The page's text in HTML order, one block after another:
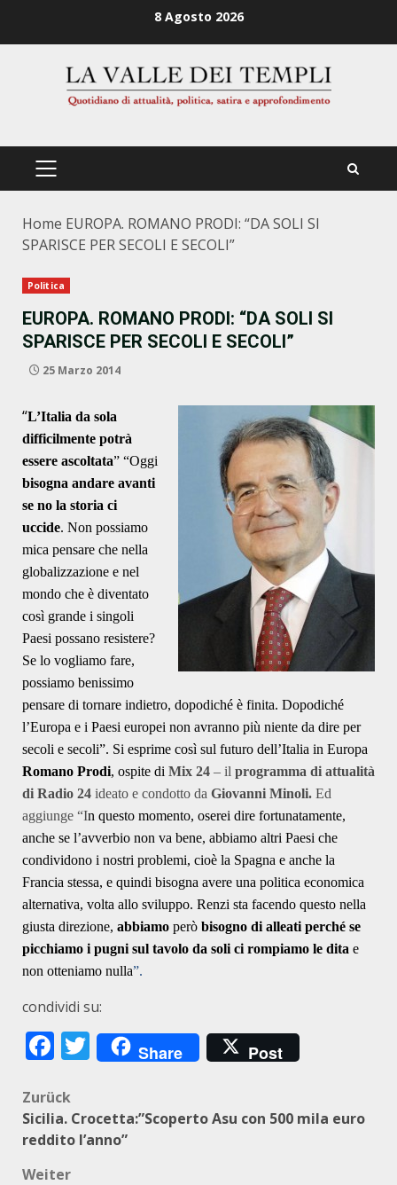
8 Agosto 2026
PRIMÄRES
Home EUROPA. ROMANO PRODI: “DA SOLI SI
SPARISCE PER SECOLI E SECOLI”
Politica
EUROPA. ROMANO PRODI: “DA SOLI SI
SPARISCE PER SECOLI E SECOLI”
25 Marzo 2014
“L’Italia da sola
difficilmente potrà
essere ascoltata” “Oggi
bisogna andare avanti
se no la storia ci
uccide. Non possiamo
mica pensare che nella
globalizzazione e nel
mondo che è diventato
così grande i singoli
Paesi possano resistere?
Se lo vogliamo fare,
possiamo benissimo
pensare di tornare indietro, dopodiché è finita. Dopodiché
l’Europa e i Paesi europei non avranno più niente da dire per
secoli e secoli”. Si esprime così sul futuro dell’Italia in Europa
Romano Prodi, ospite di Mix 24 – il programma di attualità
di Radio 24 ideato e condotto da Giovanni Minoli. Ed
aggiunge “In questo momento, oserei dire fortunatamente,
anche se l’avverbio non va bene, abbiamo altri Paesi che
condividono i nostri problemi, cioè la Spagna e anche la
Francia stessa, e quindi bisogna avere una politica economica
alternativa, volta allo sviluppo. Renzi sta facendo questo nella
giusta direzione, abbiamo però bisogno di alleati perché se
picchiamo i pugni sul tavolo da soli ci rompiamo le dita e
non otteniamo nulla”.
condividi su:
Facebook
Twitter
Share Post
Beitragsnavigation
Zurück
Sicilia. Crocetta:”Scoperto Asu con 500 mila euro
reddito l’anno”
Weiter